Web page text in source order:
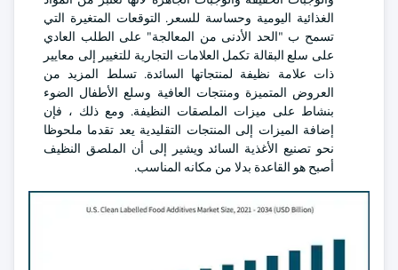
الغذائية اليومية وحساسة للسعر. التوقعات المتغيرة التي
تسمح ب "الحد الأدنى من المعالجة" على الطلب العادي
على سلع البقالة تكمل العلامات التجارية للتغيير إلى معايير
ذات علامة نظيفة لمنتجاتها السائدة. تسلط المزيد من
العروض المتميزة ومنتجات العافية وسلع الأطفال الضوء
بنشاط على ميزات الملصقات النظيفة. ومع ذلك ، فإن
إضافة الميزات إلى المنتجات التقليدية يعد تقدما ملحوظا
نحو تصنيع الأغذية السائد ويشير إلى أن الملصق النظيف
أصبح هو القاعدة بدلا من مكانه المناسب.